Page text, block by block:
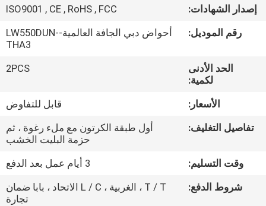
جولة
المعمل
مراقبة
الجودة
اتصل
إصدار الشهادات:
ISO9001 , CE , RoHS , FCC
رقم الموديل:
أحواض دبي الجافة العالمية-LW550DUN-
THA3
الحد الأدنى
لكمية:
2PCS
الأسعار:
قابل للتفاوض
تفاصيل التغليف:
أول طبقة الكرتون مع ملء رغوة ، ثم
حزمة البليت الخشب
وقت التسليم:
3 أيام عمل بعد الدفع
شروط الدفع:
T / T ، الغربية ، L / C الاتحاد ، بابا ضمان
تجارة